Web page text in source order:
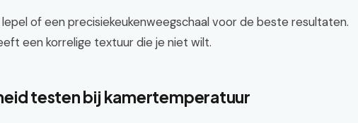
of een precisiekeukenweegschaal voor de beste resultaten.
een korrelige textuur die je niet wilt.
testen bij kamertemperatuur